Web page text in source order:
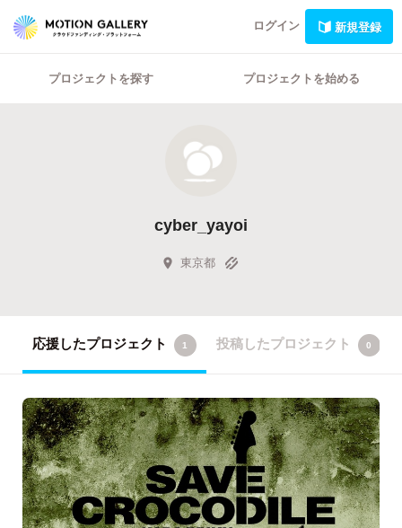
ログイン 新規登録
プロジェクトを探す プロジェクトを始める
cyber_yayoi
東京都
応援したプロジェクト 1 投稿したプロジェクト 0